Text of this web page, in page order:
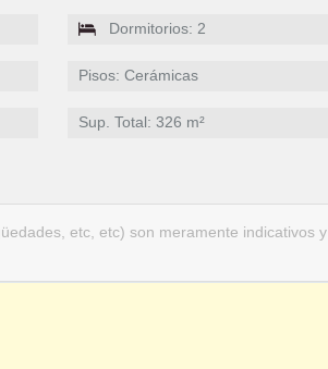
Dormitorios: 2
Pisos: Cerámicas
Sup. Total: 326 m²
etc, etc) son meramente indicativos y